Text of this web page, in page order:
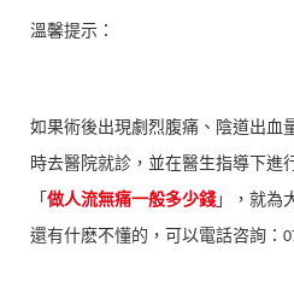
溫馨提示：
如果術後出現劇烈腹痛、陰道出血
時去醫院就診，並在醫生指導下進
「 做人流無痛一般多少錢 」，就為
還有什麽不懂的，可以電話咨詢：